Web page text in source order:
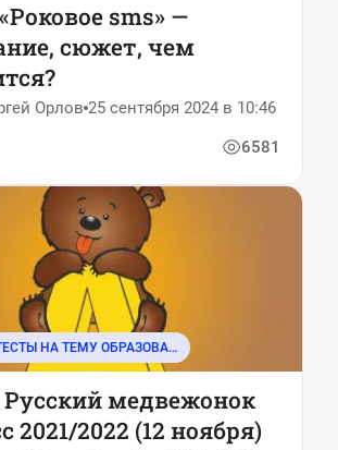
sms» —
сюжет, чем
Орлов 25 сентября 2024 в 10:46
6581
ТЕСТЫ НА ТЕМУ ОБРАЗОВАНИЕ
медвежонок
2021/2022 (12 ноября)